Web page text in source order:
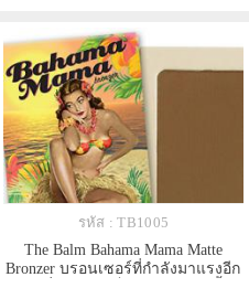
รหัส : TB1005
The Balm Bahama Mama Matte
Bronzer บรอนเซอร์ที่กำลังมาแรงอีก